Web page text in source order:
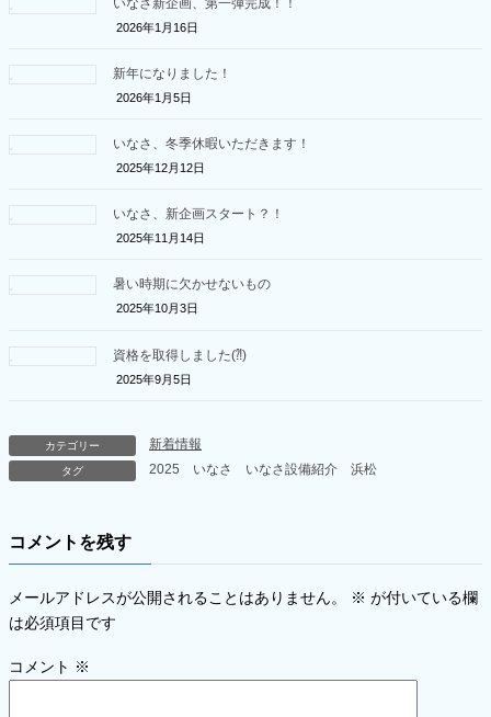
2026年1月16日
新年になりました！
2026年1月5日
いなさ、冬季休暇いただきます！
2025年12月12日
いなさ、新企画スタート？！
2025年11月14日
暑い時期に欠かせないもの
2025年10月3日
資格を取得しました(⁈)
2025年9月5日
カテゴリー 新着情報
タグ 2025 いなさ いなさ設備紹介 浜松
コメントを残す
メールアドレスが公開されることはありません。 ※ が付いている欄
は必須項目です
コメント ※